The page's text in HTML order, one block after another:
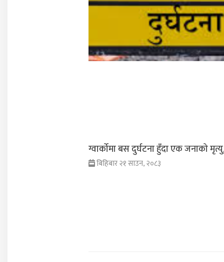
ग्वार्कोमा बस दुर्घटना हुँदा एक जनाको
बिहिबार २१ साउन, २०८३